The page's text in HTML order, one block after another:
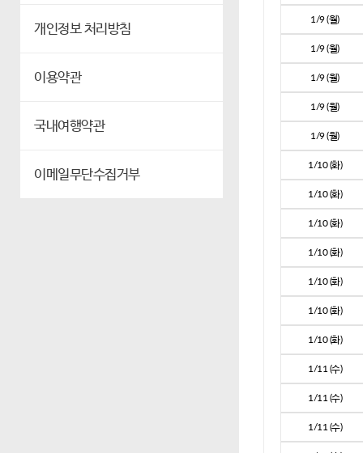
개인정보 처리방침
이용약관
국내여행약관
이메일무단수집거부
1/9 (월)
1/9 (월)
1/9 (월)
1/9 (월)
1/9 (월)
1/10 (화)
1/10 (화)
1/10 (화)
1/10 (화)
1/10 (화)
1/10 (화)
1/10 (화)
1/11 (수)
1/11 (수)
1/11 (수)